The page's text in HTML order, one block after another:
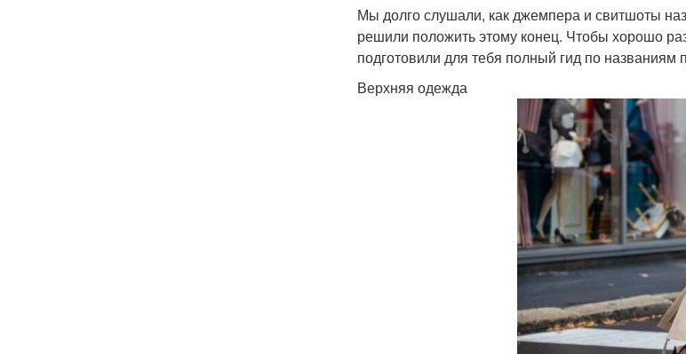
Мы долго слушали, как джемпера и свитшоты
решили положить этому конец. Чтобы хорошо
подготовили для тебя полный гид по названиям
Верхняя одежда